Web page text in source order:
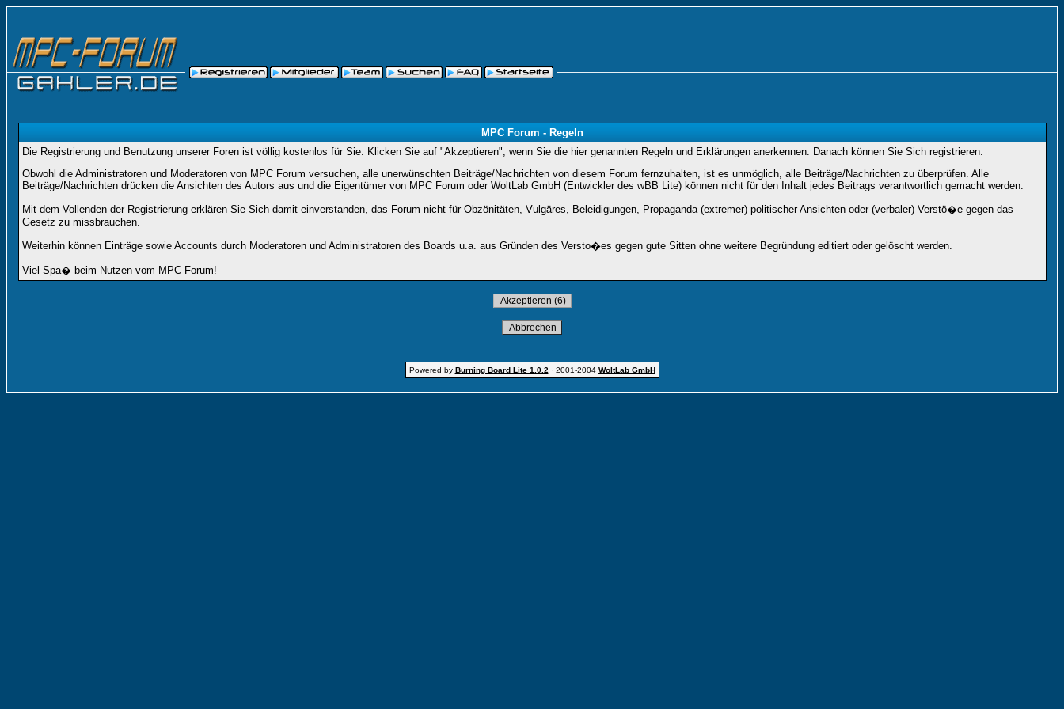
MPC Forum - Regeln
Die Registrierung und Benutzung unserer Foren ist völlig kostenlos für Sie. Klicken Sie auf "Akzeptieren", wenn Sie die hier genannten Regeln und Erklärungen anerkennen. Danach können Sie Sich registrieren.
Obwohl die Administratoren und Moderatoren von MPC Forum versuchen, alle unerwünschten Beiträge/Nachrichten von diesem Forum fernzuhalten, ist es unmöglich, alle Beiträge/Nachrichten zu überprüfen. Alle
Beiträge/Nachrichten drücken die Ansichten des Autors aus und die Eigentümer von MPC Forum oder WoltLab GmbH (Entwickler des wBB Lite) können nicht für den Inhalt jedes Beitrags verantwortlich gemacht werden.
Mit dem Vollenden der Registrierung erklären Sie Sich damit einverstanden, das Forum nicht für Obzönitäten, Vulgäres, Beleidigungen, Propaganda (extremer) politischer Ansichten oder (verbaler) Verstö�e gegen das
Gesetz zu missbrauchen.
Weiterhin können Einträge sowie Accounts durch Moderatoren und Administratoren des Boards u.a. aus Gründen des Versto�es gegen gute Sitten ohne weitere Begründung editiert oder gelöscht werden.
Viel Spa� beim Nutzen vom MPC Forum!
Powered by Burning Board Lite 1.0.2 · 2001-2004 WoltLab GmbH